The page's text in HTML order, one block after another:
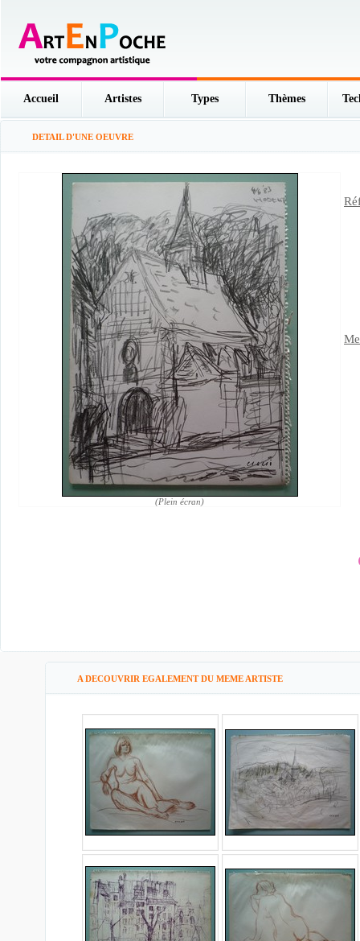
Accueil Artistes Types Thèmes
DETAIL D'UNE OEUVRE
(Plein écran)
A DECOUVRIR EGALEMENT DU MEME ARTISTE